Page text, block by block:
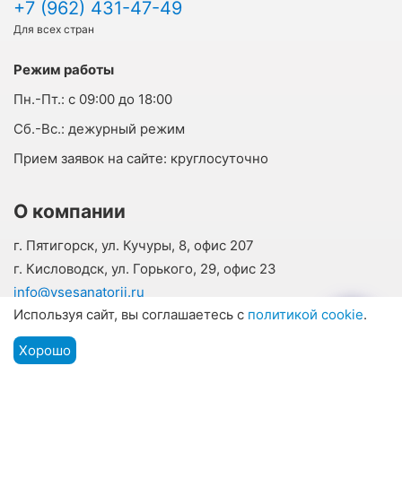
+7 (962) 431-47-49
Для всех стран
Режим работы
Пн.-Пт.: с 09:00 до 18:00
Cб.-Вс.: дежурный режим
Прием заявок на сайте: круглосуточно
О компании
г. Пятигорск, ул. Кучуры, 8, офис 207
г. Кисловодск, ул. Горького, 29, офис 23
info@vsesanatorii.ru
О нас
Отзывы наших гостей
Контакты
Меню
Используя сайт, вы соглашаетесь с политикой cookie.
Хорошо